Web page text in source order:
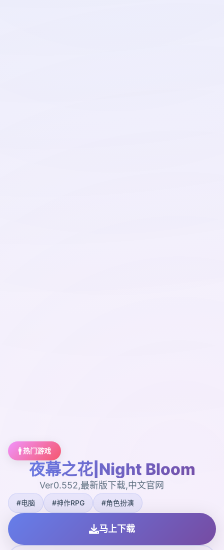
🚹 热门游戏
夜幕之花|Night Bloom
Ver0.552,最新版下载,中文官网
#电脑 #神作RPG #角色扮演
马上下载